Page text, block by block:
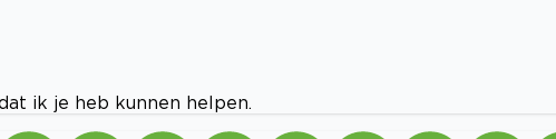
ik je heb kunnen helpen.